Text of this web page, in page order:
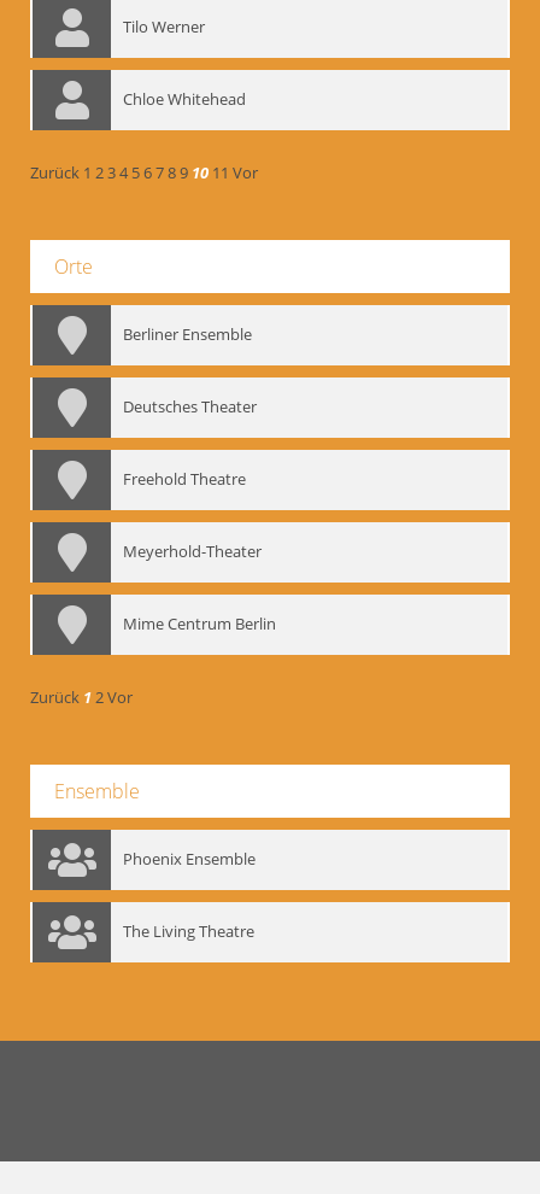
Tilo Werner
Chloe Whitehead
Zurück 1 234 56789 10 11 Vor
Orte
Berliner Ensemble
Deutsches Theater
Freehold Theatre
Meyerhold-Theater
Mime Centrum Berlin
Zurück 12Vor
Ensemble
Phoenix Ensemble
The Living Theatre